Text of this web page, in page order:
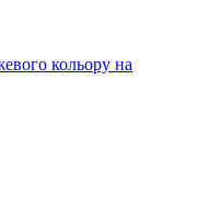
кольору на